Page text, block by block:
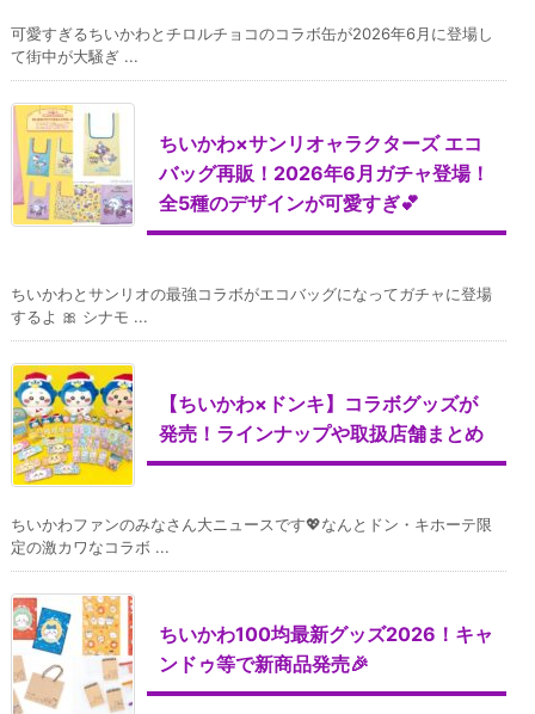
可愛すぎるちいかわとチロルチョコのコラボ缶が2026年6月に登場し
て街中が大騒ぎ ...
ちいかわ×サンリオャラクターズ エコ
バッグ再販！2026年6月ガチャ登場！
全5種のデザインが可愛すぎ💕
ちいかわとサンリオの最強コラボがエコバッグになってガチャに登場
するよ 🎀 シナモ ...
【ちいかわ×ドンキ】コラボグッズが
発売！ラインナップや取扱店舗まとめ
ちいかわファンのみなさん大ニュースです💖なんとドン・キホーテ限
定の激カワなコラボ ...
ちいかわ100均最新グッズ2026！キャ
ンドゥ等で新商品発売🎉